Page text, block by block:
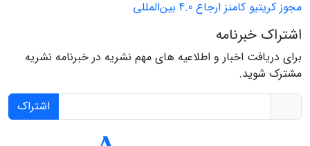
مجوز کریتیو کامنز ارجاع 4.0 بین‌المللی
اشتراک خبرنامه
برای دریافت اخبار و اطلاعیه های مهم نشریه در خبرنامه نشریه
مشترک شوید.
اشتراک